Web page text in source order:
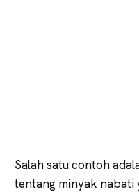
Salah satu contoh
tentang minyak nabati